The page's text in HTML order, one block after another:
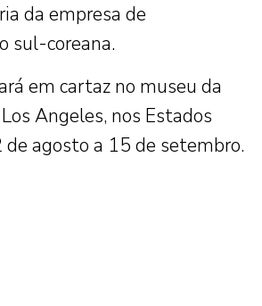
da empresa de
sul-coreana.
em cartaz no museu da
Angeles, nos Estados
de agosto a 15 de setembro.